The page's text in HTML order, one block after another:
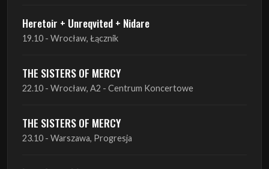
THE SISTERS OF MERCY
22.10 - Wrocław, A2 - Centrum Koncertowe
THE SISTERS OF MERCY
Lone Assembly